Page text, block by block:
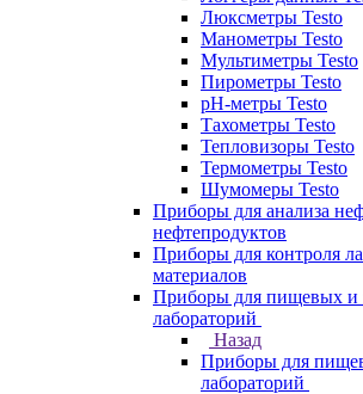
Люксметры Testo
Манометры Testo
Мультиметры Testo
Пирометры Testo
pH-метры Testo
Тахометры Testo
Тепловизоры Testo
Термометры Testo
Шумомеры Testo
Приборы для анализа
нефтепродуктов
Приборы для контроля
материалов
Приборы для пищевых и
лабораторий
Назад
Приборы для
лабораторий